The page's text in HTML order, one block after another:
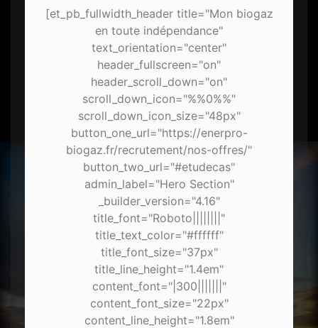
[et_pb_fullwidth_header title="Mon biogaz
en toute indépendance"
text_orientation="center"
header_fullscreen="on"
header_scroll_down="on"
scroll_down_icon="%%0%%"
scroll_down_icon_size="48px"
button_one_url="https://enerpro-
biogaz.fr/recrutement/nos-offres/"
button_two_url="#etudecas"
admin_label="Hero Section"
_builder_version="4.16"
title_font="Roboto||||||||"
title_text_color="#ffffff"
title_font_size="37px"
title_line_height="1.4em"
content_font="|300|||||||"
content_font_size="22px"
content_line_height="1.8em"